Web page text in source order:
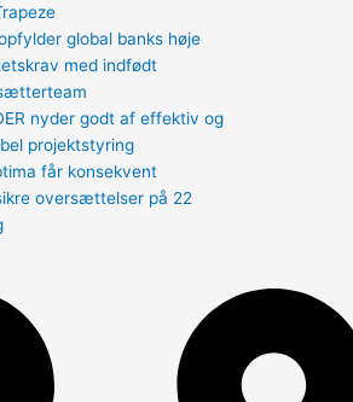
global banks høje
med indfødt
nyder godt af effektiv og
projektstyring
får konsekvent
oversættelser på 22